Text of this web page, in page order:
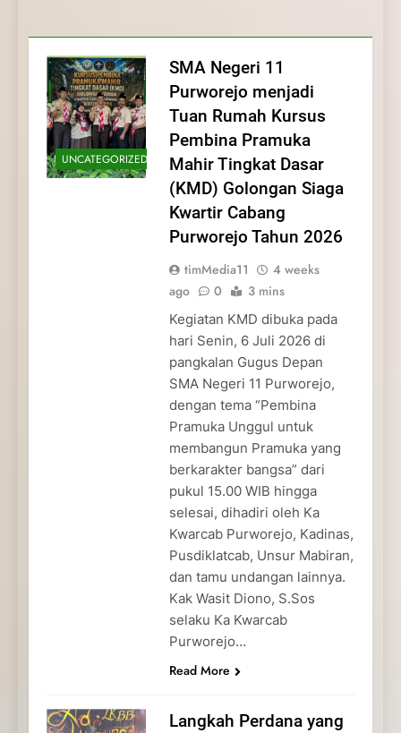
dan Pengabdian Generasi
Pramuka
Pramuka
Kepedulian
UNCATEGORIZED
SMA Negeri 11
Purworejo menjadi
Tuan Rumah Kursus
Pembina Pramuka
Mahir Tingkat Dasar
(KMD) Golongan Siaga
Kwartir Cabang
Purworejo Tahun 2026
timMedia11
4 weeks
ago
0 3 mins
Kegiatan KMD dibuka pada
hari Senin, 6 Juli 2026 di
pangkalan Gugus Depan
SMA Negeri 11 Purworejo,
dengan tema “Pembina
Pramuka Unggul untuk
membangun Pramuka yang
berkarakter bangsa” dari
pukul 15.00 WIB hingga
selesai, dihadiri oleh Ka
Kwarcab Purworejo, Kadinas,
Pusdiklatcab, Unsur Mabiran,
dan tamu undangan lainnya.
Kak Wasit Diono, S.Sos
selaku Ka Kwarcab
Purworejo…
Read More
Langkah Perdana yang